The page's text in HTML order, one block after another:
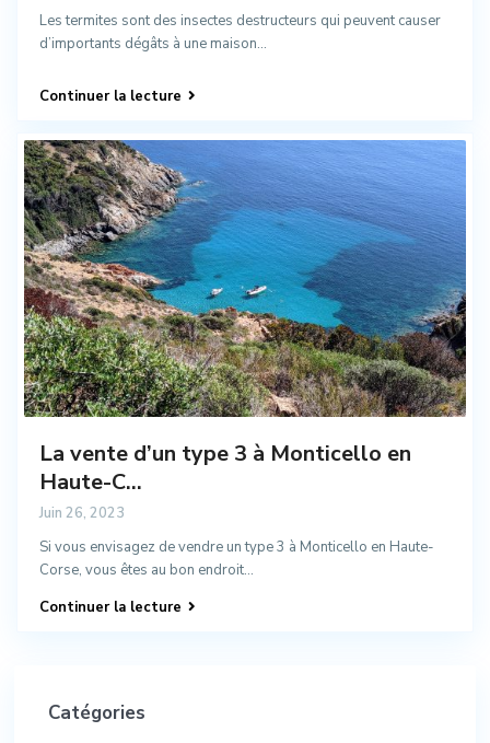
Les termites sont des insectes destructeurs qui peuvent causer
d’importants dégâts à une maison...
Continuer la lecture
La vente d’un type 3 à Monticello en
Haute-C...
Juin 26, 2023
Si vous envisagez de vendre un type 3 à Monticello en Haute-
Corse, vous êtes au bon endroit...
Continuer la lecture
Catégories